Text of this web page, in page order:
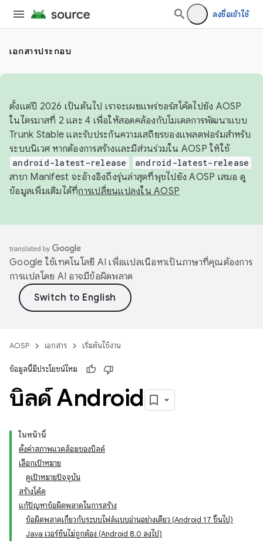
ลงชื่อเข้าใช้
เอกสารประกอบ
ตั้งแต่ปี 2026 เป็นต้นไป เราจะเผยแพร่ซอร์สโค้ดไปยัง AOSP
ในไตรมาสที่ 2 และ 4 เพื่อให้สอดคล้องกับโมเดลการพัฒนาแบบ
Trunk Stable และรับประกันความเสถียรของแพลตฟอร์มสำหรับ
ระบบนิเวศ หากต้องการสร้างและมีส่วนร่วมใน AOSP ให้ใช้
android-latest-release android-latest-release
สาขา Manifest จะอ้างอิงถึงรุ่นล่าสุดที่พุชไปยัง AOSP เสมอ ดู
ข้อมูลเพิ่มเติมได้ที่การเปลี่ยนแปลงใน AOSP
Google ใช้เทคโนโลยี AI เพื่อแปลเนื้อหาเป็นภาษาที่คุณต้องการ
การแปลโดย AI อาจมีข้อผิดพลาด
AOSP เอกสาร เริ่มต้นใช้งาน
ข้อมูลนี้มีประโยชน์ไหม
บิลด์ Android
ในหน้านี้
ตั้งค่าสภาพแวดล้อมของบิลด์
เลือกเป้าหมาย
ดูเป้าหมายปัจจุบัน
สร้างโค้ด
แก้ปัญหาข้อผิดพลาดในการสร้าง
ข้อผิดพลาดเกี่ยวกับระบบไฟล์แบบอ่านอย่างเดียว (Android 17 ขึ้นไป)
Java เวอร์ชันไม่ถูกต้อง (Android 8.0 ลงไป)